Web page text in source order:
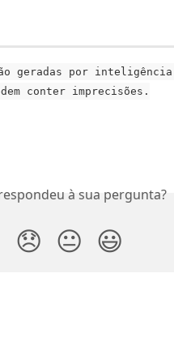
geradas por inteligência
conter imprecisões.
à sua pergunta?
😞 😐 😃